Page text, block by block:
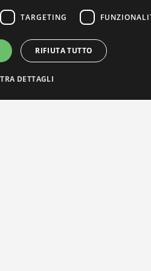
TARGETING
RIFIUTA TUTTO
DETTAGLI